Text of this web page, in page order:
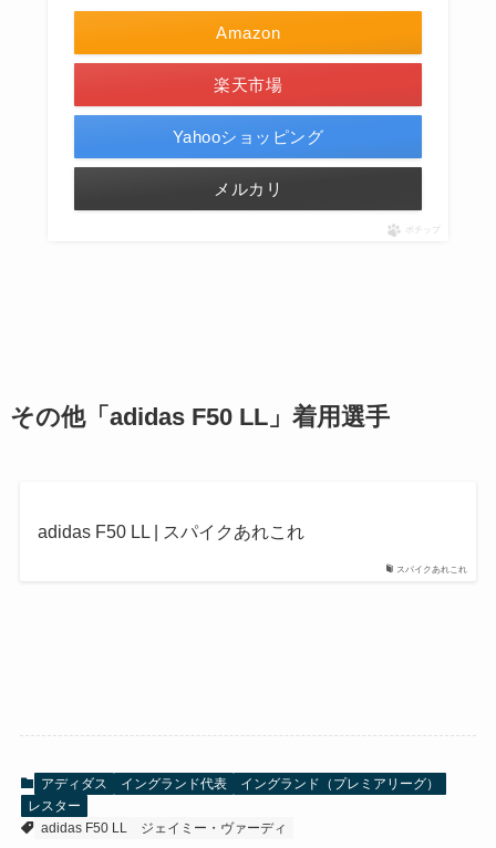
Amazon
楽天市場
Yahooショッピング
メルカリ
ポチップ
その他「adidas F50 LL」着用選手
スパイクあれこれ
adidas F50 LL | スパイクあれこれ
アディダス イングランド代表
イングランド（プレミアリーグ）
レスター
adidas F50 LL
ジェイミー・ヴァーディ